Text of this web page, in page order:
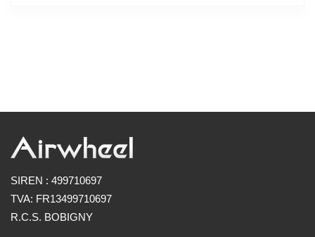
SIREN : 499710697
TVA: FR13499710697
R.C.S. BOBIGNY